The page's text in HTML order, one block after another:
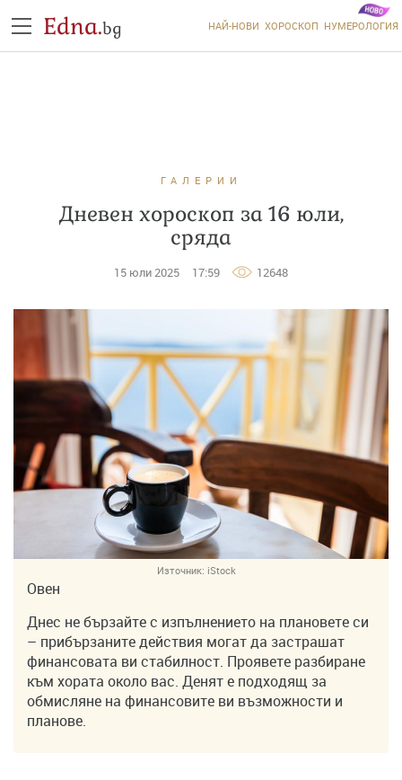
Edna.bg НАЙ-НОВИ ХОРОСКОП НУМЕРОЛОГИЯ
ГАЛЕРИИ
Дневен хороскоп за 16 юли,
сряда
15 юли 2025 17:59 12648
Източник: iStock
Овен
Днес не бързайте с изпълнението на плановете си
– прибързаните действия могат да застрашат
финансовата ви стабилност. Проявете разбиране
към хората около вас. Денят е подходящ за
обмисляне на финансовите ви възможности и
планове.